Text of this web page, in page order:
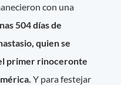
con una
504 días de
quien se
primer rinoceronte
Y para festejar